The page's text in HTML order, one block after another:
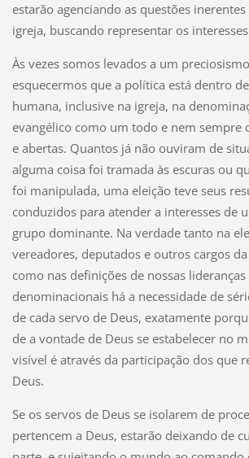
estarão agenciando as questões
igreja, buscando representar os
Às vezes somos levados a um
esquecermos que a política está dentro
humana, inclusive na igreja, na
evangélico como um todo e nem sempre
e abertas. Quantos já não ouviram de
alguma coisa foi tramada às escuras ou
foi manipulada, uma eleição teve seus
conduzidos para atender a interesses de
grupo dominante. Na verdade tanto na
vereadores, deputados e outros cargos
como nas definições de nossas lideranças
denominacionais há a necessidade de
de cada servo de Deus, exatamente
de a vontade de Deus se estabelecer no
visível é através da participação dos que
Deus.
Se os servos de Deus se isolarem de
pertencem a Deus, estarão deixando de